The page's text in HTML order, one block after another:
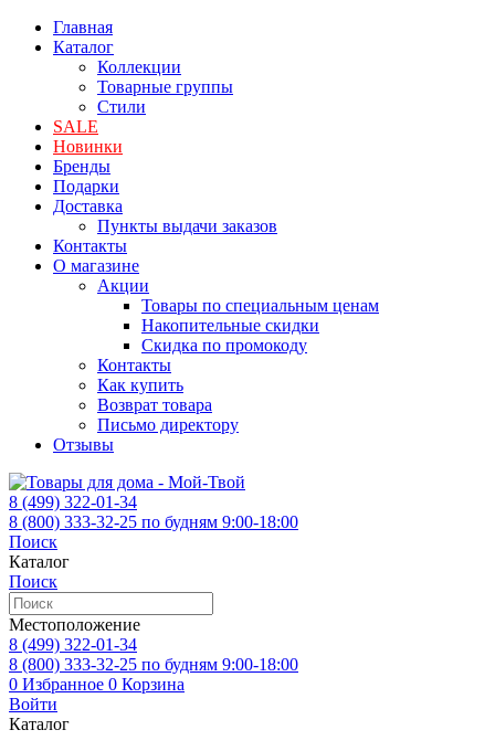
Главная
Каталог
Коллекции
Товарные группы
Стили
SALE
Новинки
Бренды
Подарки
Доставка
Пункты выдачи заказов
Контакты
О магазине
Акции
Товары по специальным ценам
Накопительные скидки
Скидка по промокоду
Контакты
Как купить
Возврат товара
Письмо директору
Отзывы
8 (499) 322-01-34
8 (800) 333-32-25 по будням 9:00-18:00
Поиск
Каталог
Поиск
Местоположение
8 (499) 322-01-34
8 (800) 333-32-25 по будням 9:00-18:00
0 Избранное 0 Корзина
Войти
Каталог